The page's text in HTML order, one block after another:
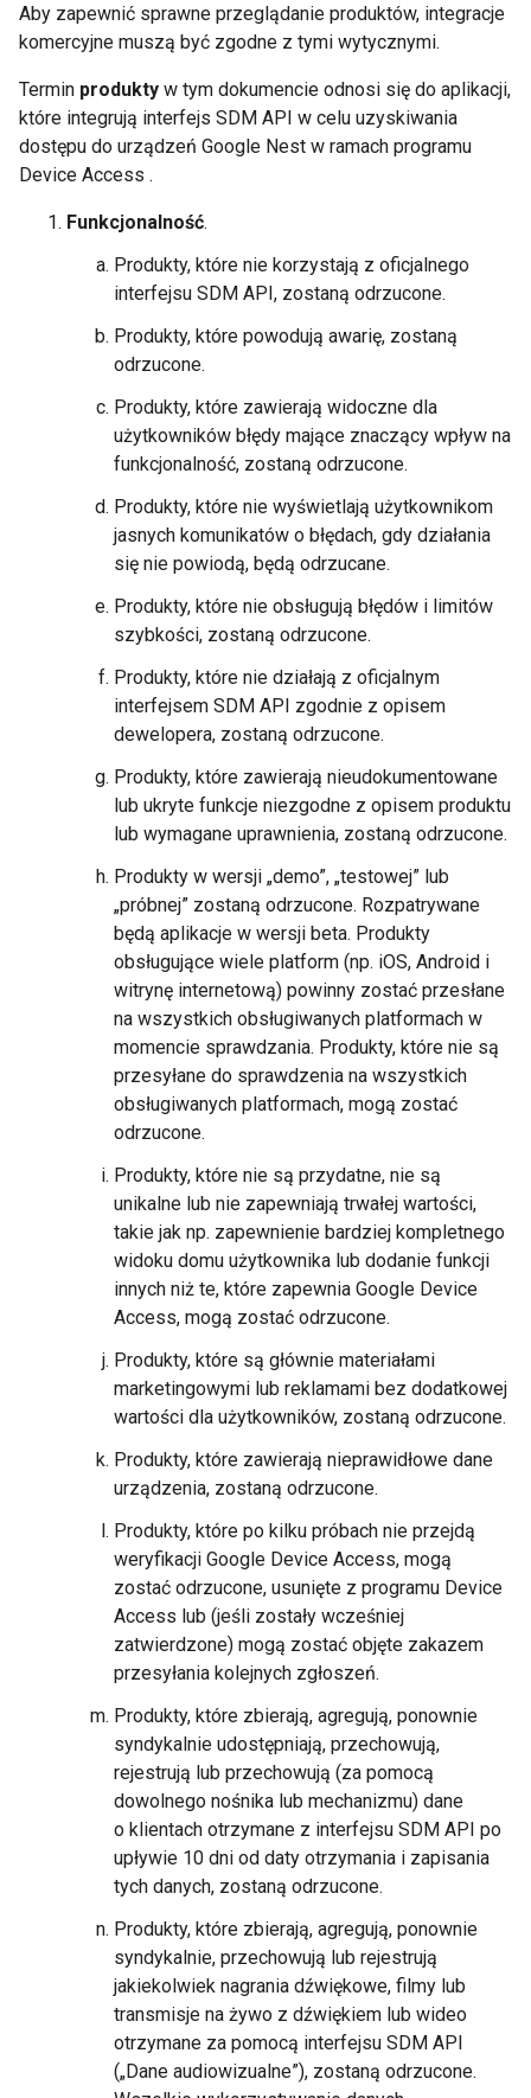
Aby zapewnić sprawne przeglądanie produktów, integracje
komercyjne muszą być zgodne z tymi wytycznymi.
Termin produkty w tym dokumencie odnosi się do aplikacji,
które integrują interfejs SDM API w celu uzyskiwania
dostępu do urządzeń Google Nest w ramach programu
Device Access .
Funkcjonalność.
Produkty, które nie korzystają z oficjalnego
interfejsu SDM API, zostaną odrzucone.
Produkty, które powodują awarię, zostaną
odrzucone.
Produkty, które zawierają widoczne dla
użytkowników błędy mające znaczący wpływ na
funkcjonalność, zostaną odrzucone.
Produkty, które nie wyświetlają użytkownikom
jasnych komunikatów o błędach, gdy działania
się nie powiodą, będą odrzucane.
Produkty, które nie obsługują błędów i limitów
szybkości, zostaną odrzucone.
Produkty, które nie działają z oficjalnym
interfejsem SDM API zgodnie z opisem
dewelopera, zostaną odrzucone.
Produkty, które zawierają nieudokumentowane
lub ukryte funkcje niezgodne z opisem produktu
lub wymagane uprawnienia, zostaną odrzucone.
Produkty w wersji „demo”, „testowej” lub
„próbnej” zostaną odrzucone. Rozpatrywane
będą aplikacje w wersji beta. Produkty
obsługujące wiele platform (np. iOS, Android i
witrynę internetową) powinny zostać przesłane
na wszystkich obsługiwanych platformach w
momencie sprawdzania. Produkty, które nie są
przesyłane do sprawdzenia na wszystkich
obsługiwanych platformach, mogą zostać
odrzucone.
Produkty, które nie są przydatne, nie są
unikalne lub nie zapewniają trwałej wartości,
takie jak np. zapewnienie bardziej kompletnego
widoku domu użytkownika lub dodanie funkcji
innych niż te, które zapewnia Google Device
Access, mogą zostać odrzucone.
Produkty, które są głównie materiałami
marketingowymi lub reklamami bez dodatkowej
wartości dla użytkowników, zostaną odrzucone.
Produkty, które zawierają nieprawidłowe dane
urządzenia, zostaną odrzucone.
Produkty, które po kilku próbach nie przejdą
weryfikacji Google Device Access, mogą
zostać odrzucone, usunięte z programu Device
Access lub (jeśli zostały wcześniej
zatwierdzone) mogą zostać objęte zakazem
przesyłania kolejnych zgłoszeń.
Produkty, które zbierają, agregują, ponownie
syndykalnie udostępniają, przechowują,
rejestrują lub przechowują (za pomocą
dowolnego nośnika lub mechanizmu) dane
o klientach otrzymane z interfejsu SDM API po
upływie 10 dni od daty otrzymania i zapisania
tych danych, zostaną odrzucone.
Produkty, które zbierają, agregują, ponownie
syndykalnie, przechowują lub rejestrują
jakiekolwiek nagrania dźwiękowe, filmy lub
transmisje na żywo z dźwiękiem lub wideo
otrzymane za pomocą interfejsu SDM API
(„Dane audiowizualne”), zostaną odrzucone.